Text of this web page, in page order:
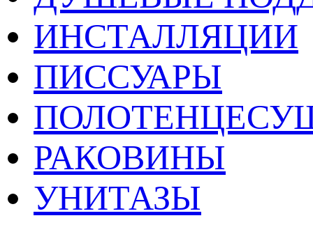
ИНСТАЛЛЯЦИИ
ПИССУАРЫ
РАКОВИНЫ
УНИТАЗЫ